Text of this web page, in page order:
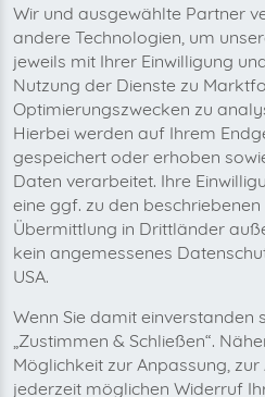
Wir wollen auch
Rechnungen
Wir und ausgewählte Partner
andere Technologien, um
jeweils mit Ihrer Einwilligung
Nutzung der Dienste zu
Optimierungszwecken zu
Hierbei werden auf Ihrem
gespeichert oder erhoben
Daten verarbeitet. Ihre
eine ggf. zu den
Übermittlung in Drittländer
kein angemessenes
USA.
Wenn Sie damit einverstanden
„Zustimmen & Schließen“.
Möglichkeit zur Anpassung,
jederzeit möglichen Widerruf